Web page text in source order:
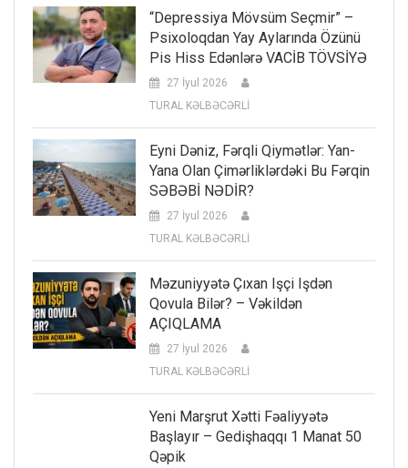
“Depressiya Mövsüm Seçmir” –
Psixoloqdan Yay Aylarında Özünü
Pis Hiss Edənlərə VACİB TÖVSİYƏ
27 İyul 2026
TURAL KƏLBƏCƏRLİ
Eyni Dəniz, Fərqli Qiymətlər: Yan-
Yana Olan Çimərliklərdəki Bu Fərqin
SƏBƏBİ NƏDİR?
27 İyul 2026
TURAL KƏLBƏCƏRLİ
Məzuniyyətə Çıxan Işçi Işdən
Qovula Bilər? – Vəkildən
AÇIQLAMA
27 İyul 2026
TURAL KƏLBƏCƏRLİ
Yeni Marşrut Xətti Fəaliyyətə
Başlayır – Gedişhaqqı 1 Manat 50
Qəpik